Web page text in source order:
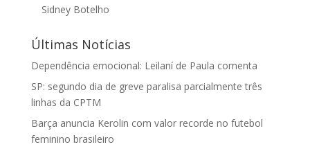
Sidney Botelho
Últimas Notícias
Dependência emocional: Leilaní de Paula comenta
SP: segundo dia de greve paralisa parcialmente três
linhas da CPTM
Barça anuncia Kerolin com valor recorde no futebol
feminino brasileiro